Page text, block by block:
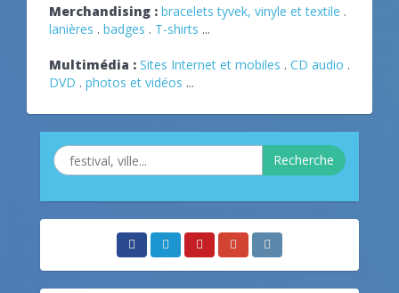
Merchandising : bracelets tyvek, vinyle et textile .
lanières . badges . T-shirts ...
Multimédia : Sites Internet et mobiles . CD audio .
DVD . photos et vidéos ...
Recherche